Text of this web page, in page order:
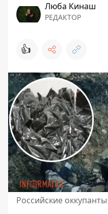
Люба Кинаш
РЕДАКТОР
👍
Российские оккупанты